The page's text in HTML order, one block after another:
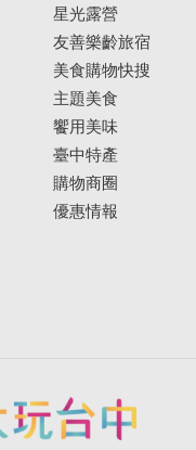
星光露營
友善樂齡旅宿
美食購物快搜
主題美食
饗用美味
臺中特產
購物商圈
優惠情報